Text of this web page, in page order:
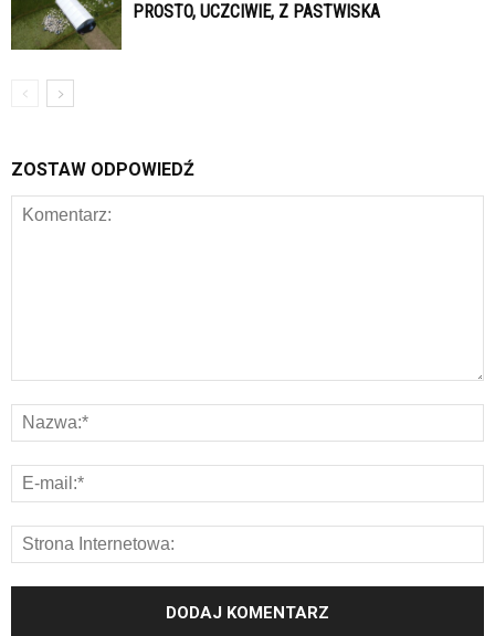
PROSTO, UCZCIWIE, Z PASTWISKA
ZOSTAW ODPOWIEDŹ